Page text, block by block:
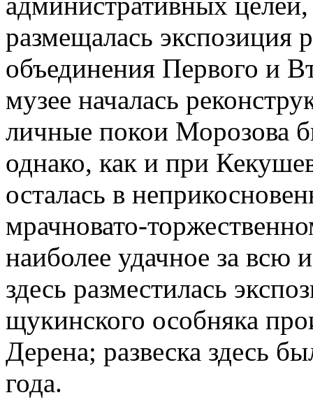
размещалась экспозиция
объединения Первого и
музее началась
личные покои Морозова
однако, как и при
осталась в
мрачновато-
наиболее удачное за всю
здесь разместилась
щукинского особняка
Дерена; развеска здесь
года.